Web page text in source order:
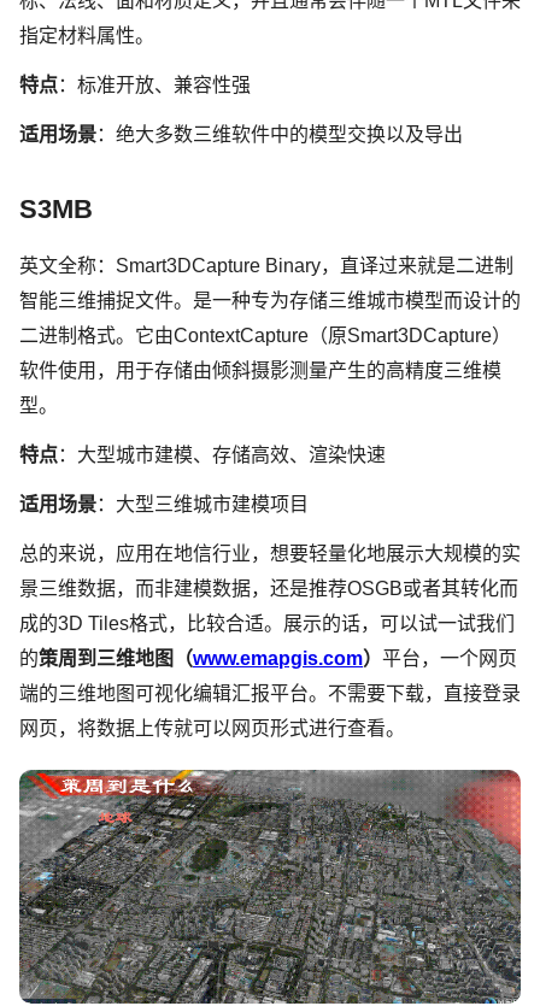
指定材料属性。
特点：标准开放、兼容性强
适用场景：绝大多数三维软件中的模型交换以及导出
S3MB
英文全称：Smart3DCapture Binary，直译过来就是二进制
智能三维捕捉文件。是一种专为存储三维城市模型而设计的
二进制格式。它由ContextCapture（原Smart3DCapture）
软件使用，用于存储由倾斜摄影测量产生的高精度三维模
型。
特点：大型城市建模、存储高效、渲染快速
适用场景：大型三维城市建模项目
总的来说，应用在地信行业，想要轻量化地展示大规模的实
景三维数据，而非建模数据，还是推荐OSGB或者其转化而
成的3D Tiles格式，比较合适。展示的话，可以试一试我们
的策周到三维地图（www.emapgis.com） 平台，一个网页
端的三维地图可视化编辑汇报平台。不需要下载，直接登录
网页，将数据上传就可以网页形式进行查看。